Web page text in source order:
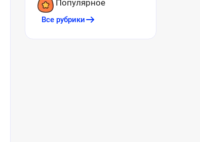
Популярное
Все рубрики